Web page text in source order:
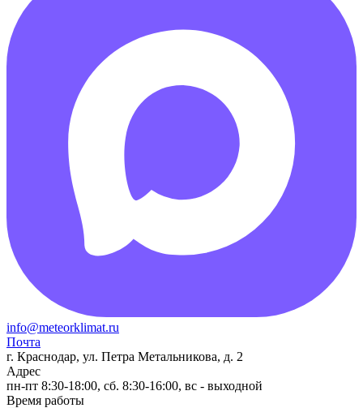
info@meteorklimat.ru
Почта
г. Краснодар, ул. Петра Метальникова, д. 2
Адрес
пн-пт 8:30-18:00, сб. 8:30-16:00, вс - выходной
Время работы